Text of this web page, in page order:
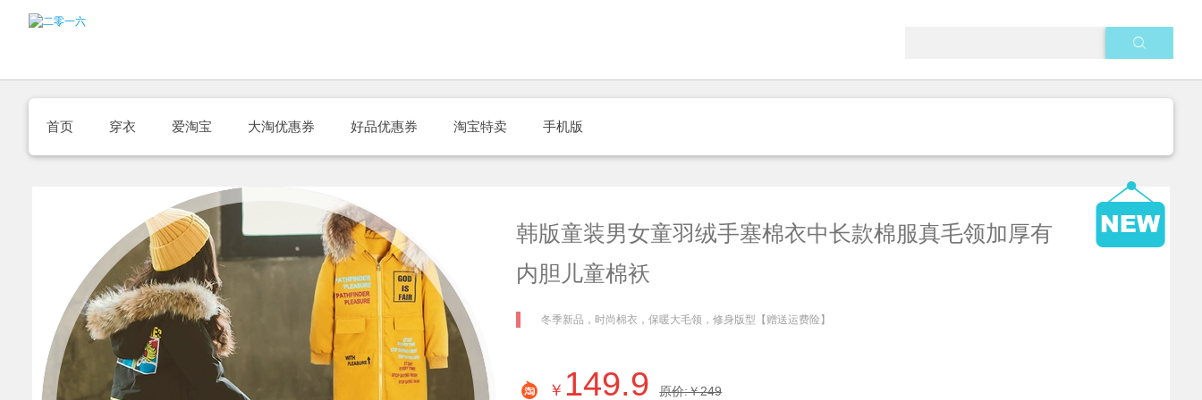
首页 穿衣 爱淘宝 大淘优惠券 好品优惠券 淘宝特卖 手机版
韩版童装男女童羽绒手塞棉衣中长款棉服真毛领加厚有
内胆儿童棉袄
冬季新品，时尚棉衣，保暖大毛领，修身版型【赠送运费险】
￥ 149.9 原价:￥249